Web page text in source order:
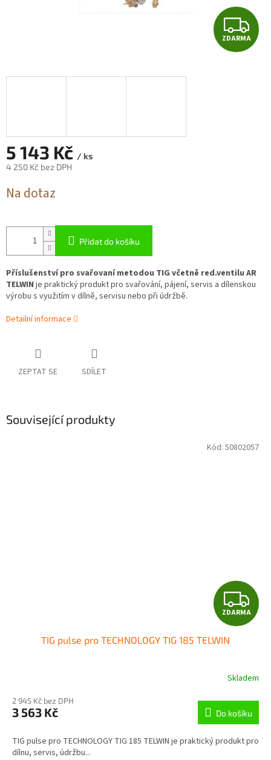
Z
D
ZDARMA
5 143 Kč / ks
4 250 Kč bez DPH
cena:
Na dotaz
Přidat do košíku
Příslušenství pro svařovaní metodou TIG včetně red.ventilu AR
TELWIN je praktický produkt pro svařování, pájení, servis a dílenskou
výrobu s využitím v dílně, servisu nebo při údržbě.
Detailní informace
ZEPTAT SE SDÍLET
Související produkty
Z
D
R
M
A
ZDARMA
TIG pulse pro TECHNOLOGY TIG 185 TELWIN
Skladem
2 945 Kč bez DPH
3 563 Kč Do košíku
TIG pulse pro TECHNOLOGY TIG 185 TELWIN je praktický produkt pro
dílnu, servis, údržbu...
Kód: 50802057